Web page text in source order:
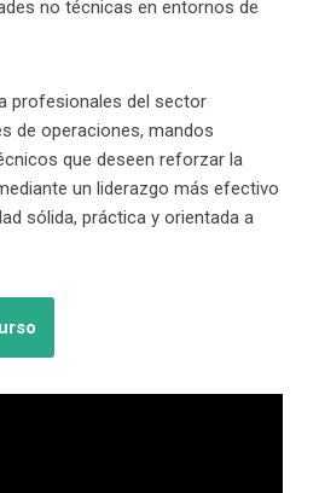
no técnicas en entornos de
profesionales del sector
de operaciones, mandos
que deseen reforzar la
un liderazgo más efectivo
sólida, práctica y orientada a